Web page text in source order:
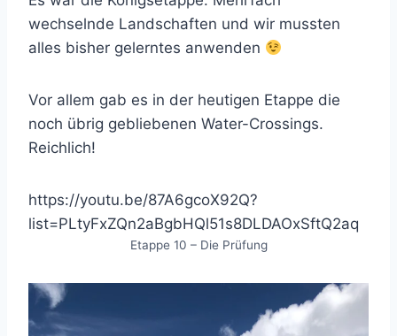
wechselnde Landschaften und wir mussten
alles bisher gelerntes anwenden
Vor allem gab es in der heutigen Etappe die
noch übrig gebliebenen Water-Crossings.
Reichlich!
https://youtu.be/87A6gcoX92Q?
list=PLtyFxZQn2aBgbHQl51s8DLDAOxSftQ2aq
Etappe 10 – Die Prüfung